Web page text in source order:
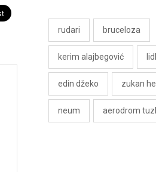
rudari bruceloza
kerim alajbegović lidl
edin džeko zukan
neum aerodrom